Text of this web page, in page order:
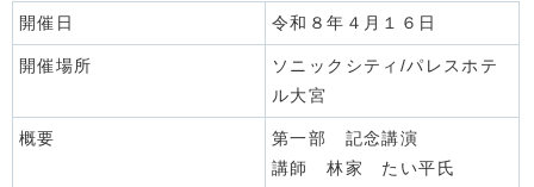
開催日 令和８年４月１６日
開催場所
ソニックシティ/パレスホテ
ル大宮
概要
第一部 記念講演
講師 林家 たい平氏